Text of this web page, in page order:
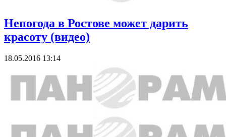
Непогода в Ростове может дарить
красоту (видео)
18.05.2016 13:14